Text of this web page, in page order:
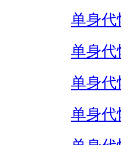
单身代
单身代
单身代
单身代